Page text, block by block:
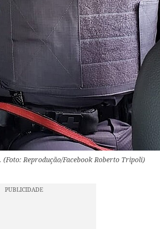
Reprodução/Facebook Roberto Tripoli)